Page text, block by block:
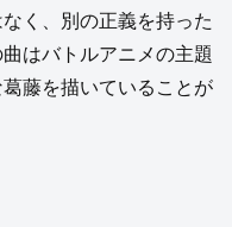
く、別の正義を持った
はバトルアニメの主題
藤を描いていることが